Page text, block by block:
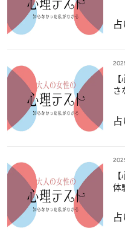
さ
体